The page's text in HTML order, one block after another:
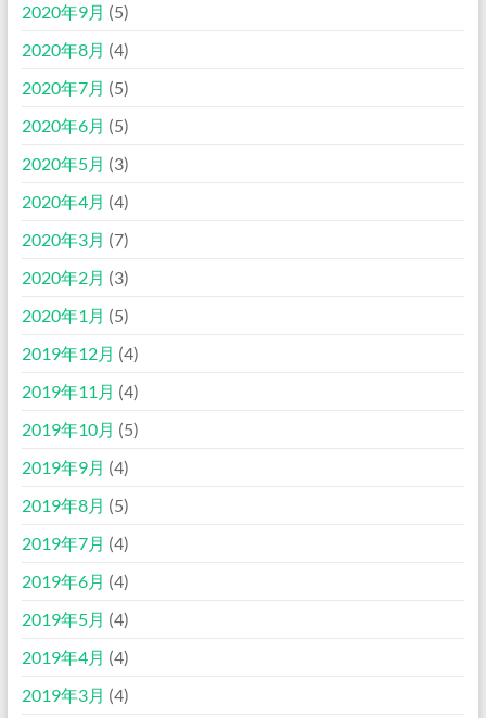
2020年9月 (5)
2020年8月 (4)
2020年7月 (5)
2020年6月 (5)
2020年5月 (3)
2020年4月 (4)
2020年3月 (7)
2020年2月 (3)
2020年1月 (5)
2019年12月 (4)
2019年11月 (4)
2019年10月 (5)
2019年9月 (4)
2019年8月 (5)
2019年7月 (4)
2019年6月 (4)
2019年5月 (4)
2019年4月 (4)
2019年3月 (4)